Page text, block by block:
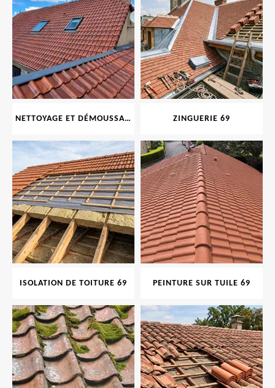
NETTOYAGE ET DÉMOUSSAGE DE TOITURE ET FAÇADE 69 ZINGUERIE 69
ISOLATION DE TOITURE 69 PEINTURE SUR TUILE 69